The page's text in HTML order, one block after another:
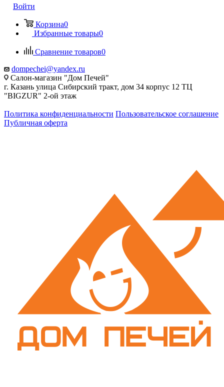
Войти
Корзина0
Избранные товары0
Сравнение товаров0
dompechei@yandex.ru
Салон-магазин "Дом Печей"
г. Казань улица Сибирский тракт, дом 34 корпус 12 ТЦ
"BIGZUR" 2-ой этаж
Политика конфиденциальности Пользовательское соглашение
Публичная оферта